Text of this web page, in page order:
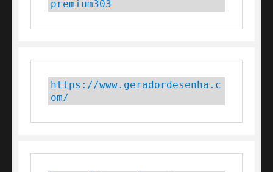
premium303
https://www.geradordesenha.c
om/